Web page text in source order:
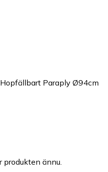
Paraply Ø94cm
ännu.